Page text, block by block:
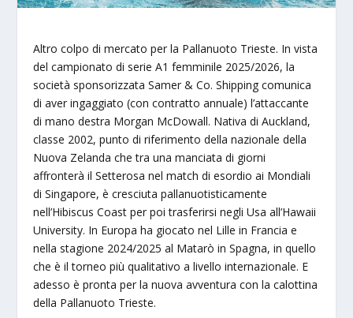
Altro colpo di mercato per la Pallanuoto Trieste. In vista
del campionato di serie A1 femminile 2025/2026, la
società sponsorizzata Samer & Co. Shipping comunica
di aver ingaggiato (con contratto annuale) l’attaccante
di mano destra Morgan McDowall. Nativa di Auckland,
classe 2002, punto di riferimento della nazionale della
Nuova Zelanda che tra una manciata di giorni
affronterà il Setterosa nel match di esordio ai Mondiali
di Singapore, è cresciuta pallanuotisticamente
nell’Hibiscus Coast per poi trasferirsi negli Usa all’Hawaii
University. In Europa ha giocato nel Lille in Francia e
nella stagione 2024/2025 al Matarò in Spagna, in quello
che è il torneo più qualitativo a livello internazionale. E
adesso è pronta per la nuova avventura con la calottina
della Pallanuoto Trieste.